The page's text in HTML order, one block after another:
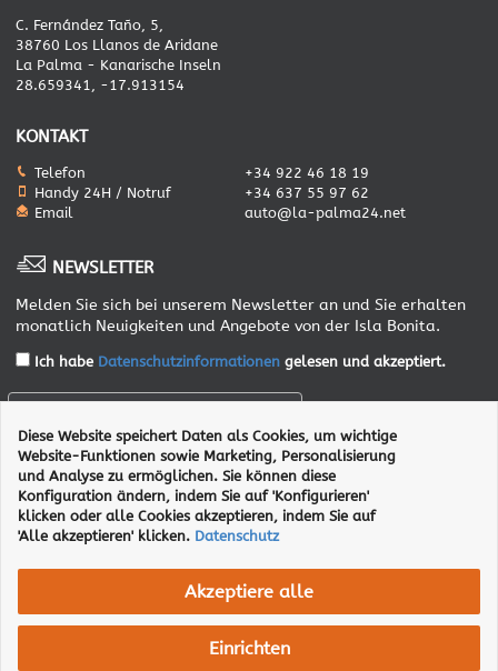
C. Fernández Taño, 5,
38760 Los Llanos de Aridane
La Palma - Kanarische Inseln
28.659341, -17.913154
KONTAKT
Telefon
+34 922 46 18 19
Handy 24H / Notruf
+34 637 55 97 62
Email
auto@la-palma24.net
NEWSLETTER
Melden Sie sich bei unserem Newsletter an und Sie erhalten
monatlich Neuigkeiten und Angebote von der Isla Bonita.
Ich habe Datenschutzinformationen gelesen und akzeptiert.
ANMELDEN
AGB Impressum Datenschutz Transparencia
Diese Website speichert Daten als Cookies, um wichtige
Website-Funktionen sowie Marketing, Personalisierung
und Analyse zu ermöglichen. Sie können diese
Konfiguration ändern, indem Sie auf 'Konfigurieren'
klicken oder alle Cookies akzeptieren, indem Sie auf
'Alle akzeptieren' klicken. Datenschutz
Akzeptiere alle
Einrichten